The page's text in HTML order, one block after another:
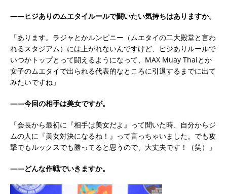
――ヒジありのムエタイルールで闘いたい気持ちはありますか。
「あります。ラジャとかルンピニー（ムエタイの二大殿堂と言わ
れるスタジアム）には上がれないんですけど、ヒジありルールで
いつかトップとって闘えるようになって、MAX Muay Thaiとか
女子のムエタイで出られる代表的なところに引退するまでに出て
みたいですね」
――今回の相手は美女ですが。
「会長から最初に『相手は美女だよ』って聞いた時、自分からジ
ムの人に『美女対決になるね！』って言っちゃいました。でも攻
撃でもルックスでも勝ってると思うので、大丈夫です！（笑）」
――どんな作戦でいきますか。